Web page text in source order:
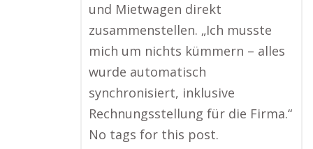
und Mietwagen direkt
zusammenstellen. „Ich musste
mich um nichts kümmern – alles
wurde automatisch
synchronisiert, inklusive
Rechnungsstellung für die Firma.“
No tags for this post.